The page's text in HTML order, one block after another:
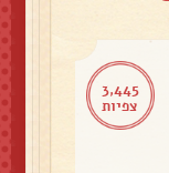
3,445
צפיות